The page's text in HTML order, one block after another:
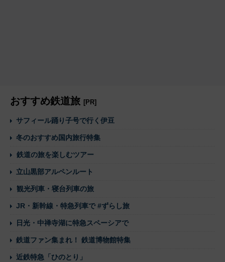
おすすめ鉄道旅 [PR]
サフィール踊り子号で行く伊豆
冬のおすすめ国内旅行特集
鉄道の旅を楽しむツアー
立山黒部アルペンルート
観光列車・寝台列車の旅
JR・新幹線・特急列車で #ずらし旅
日光・中禅寺湖に特急スペーシアで
鉄道ファン集まれ！ 鉄道博物館特集
近鉄特急「ひのとり」